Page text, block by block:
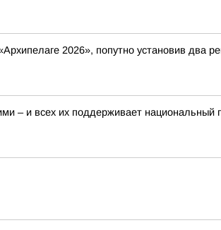
2026», попутно установив два
– и всех их поддерживает национальный